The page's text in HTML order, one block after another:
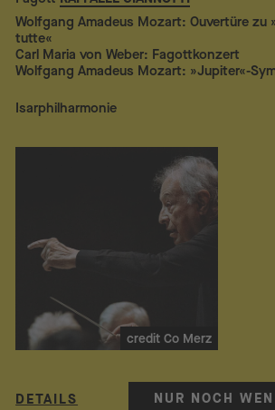
Wolfgang Amadeus Mozart: Ouvertüre zu
tutte«
Carl Maria von Weber: Fagottkonzert
Wolfgang Amadeus Mozart: »Jupiter«-
Isarphilharmonie
credit Co Merz
DETAILS NUR NOCH